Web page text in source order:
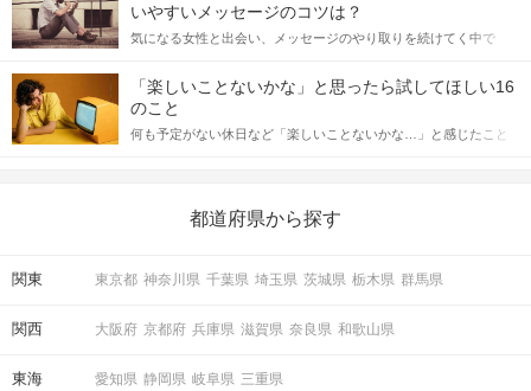
マッチング投票
をしっかりと理解し、正しい行動に移せるかどうかが重要。 この
記事では、女性が話しかけて欲しい時に出すサインとその心理を
合にどのような行動に繋げるべきかをご紹介していきます。
いやすいメッセージのコツは？
気になる女性と出会い、メッセージのやり取りを続けてく中で
しかし、中には「どう誘ったらいいの？」とお困りの男性もいら
っしゃるのではないでしょうか。 そこで今回は、男性から女性へ
送るLINEでのデートの誘い方のコツをご紹介します。例文も混じ
えながら解説するので、ぜひ参考にしてください。
「楽しいことないかな」と思ったら試してほしい16
のこと
何も予定がない休日など「楽しいことないかな…」と感じたこと
の楽しいことアイデアを集めました♪ いままさに楽しいことを探し
都道府県から探す
関東 東京都 神奈川県 千葉県 埼玉県 茨城県 栃木県 群馬県
関西 大阪府 京都府 兵庫県 滋賀県 奈良県 和歌山県
東海 愛知県 静岡県 岐阜県 三重県